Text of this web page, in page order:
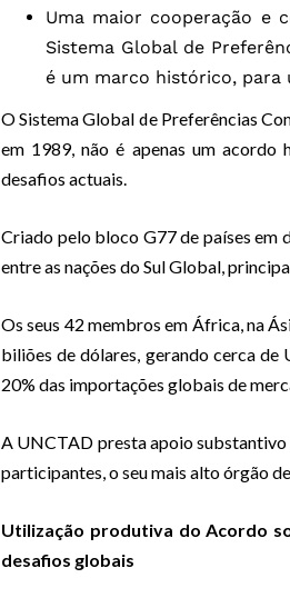
Uma maior cooperação e
Sistema Global de
é um marco histórico, para
O Sistema Global de Preferências
em 1989, não é apenas um
desafios actuais.
Criado pelo bloco G77 de países
entre as nações do Sul Global,
Os seus 42 membros em África, na
biliões de dólares, gerando cerca de
20% das importações globais de
A UNCTAD presta apoio
participantes, o seu mais alto órgão
Utilização produtiva do Acordo
desafios globais